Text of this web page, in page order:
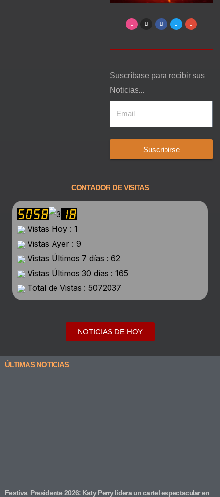
Suscríbase para recibir sus
Noticias...
Suscribirse
CONTADOR DE VISITAS
Vistas Hoy : 1
Vistas Ayer : 9
Vistas Últimos 7 días : 62
Vistas Últimos 30 días : 165
Total de Vistas : 5072037
NOTICIAS DE HOY
ÚLTIMAS NOTICIAS
Festival Presidente 2026: Katy Perry lidera un cartel espectacular en